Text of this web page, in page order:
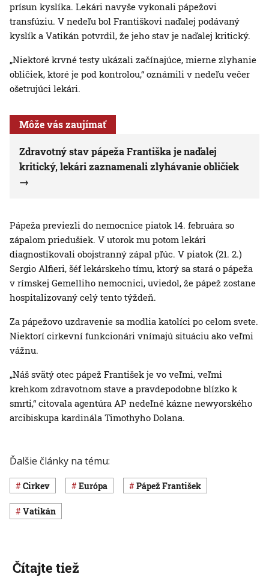
prísun kyslíka. Lekári navyše vykonali pápežovi
transfúziu. V nedeľu bol Františkovi naďalej podávaný
kyslík a Vatikán potvrdil, že jeho stav je naďalej kritický.
„Niektoré krvné testy ukázali začínajúce, mierne zlyhanie
obličiek, ktoré je pod kontrolou,“ oznámili v nedeľu večer
ošetrujúci lekári.
Môže vás zaujímať
Zdravotný stav pápeža Františka je naďalej
kritický, lekári zaznamenali zlyhávanie obličiek
Pápeža previezli do nemocnice piatok 14. februára so
zápalom priedušiek. V utorok mu potom lekári
diagnostikovali obojstranný zápal pľúc. V piatok (21. 2.)
Sergio Alfieri, šéf lekárskeho tímu, ktorý sa stará o pápeža
v rímskej Gemelliho nemocnici, uviedol, že pápež zostane
hospitalizovaný celý tento týždeň.
Za pápežovo uzdravenie sa modlia katolíci po celom svete.
Niektorí cirkevní funkcionári vnímajú situáciu ako veľmi
vážnu.
„Náš svätý otec pápež František je vo veľmi, veľmi
krehkom zdravotnom stave a pravdepodobne blízko k
smrti,“ citovala agentúra AP nedeľné kázne newyorského
arcibiskupa kardinála Timothyho Dolana.
Ďalšie články na tému:
cirkev Európa pápež František
Vatikán
Čítajte tiež